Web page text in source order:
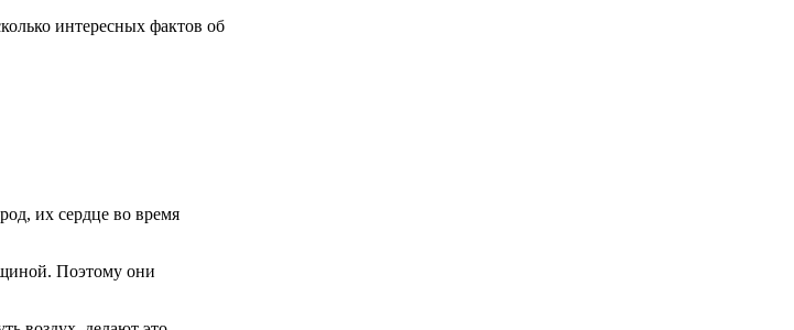
интересных фактов об